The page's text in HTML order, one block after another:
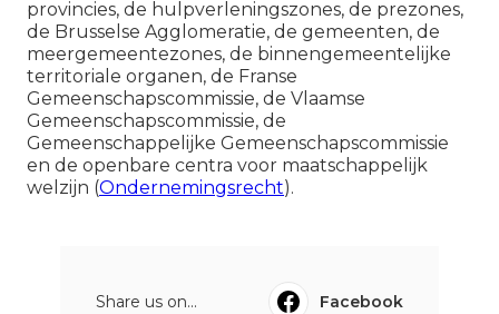
provincies, de hulpverleningszones, de prezones,
de Brusselse Agglomeratie, de gemeenten, de
meergemeentezones, de binnengemeentelijke
territoriale organen, de Franse
Gemeenschapscommissie, de Vlaamse
Gemeenschapscommissie, de
Gemeenschappelijke Gemeenschapscommissie
en de openbare centra voor maatschappelijk
welzijn (Ondernemingsrecht).
Share us on...
Facebook